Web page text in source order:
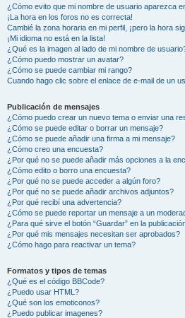
¿Cómo evito que mi nombre de usuario aparezca
¡La hora en los foros no es correcta!
Cambié la zona horaria en mi perfil, ¡pero la hora
¡Mi idioma no está en la lista!
¿Qué es la imagen al lado de mi nombre de
¿Cómo puedo mostrar un avatar?
¿Cómo se puede cambiar mi rango?
Cuando hago clic sobre el enlace de e-mail de un
Publicación de mensajes
¿Cómo puedo crear un nuevo tema o enviar una
¿Cómo se puede editar o borrar un mensaje?
¿Cómo se puede añadir una firma a mi mensaje?
¿Cómo creo una encuesta?
¿Por qué no se puede añadir más opciones a la
¿Cómo edito o borro una encuesta?
¿Por qué no se puede acceder a algún foro?
¿Por qué no se puede añadir archivos adjuntos?
¿Por qué recibí una advertencia?
¿Cómo se puede reportar un mensaje a un
¿Para qué sirve el botón “Guardar” en la
¿Por qué mis mensajes necesitan ser aprobados?
¿Cómo hago para reactivar un tema?
Formatos y tipos de temas
¿Qué es el código BBCode?
¿Puedo usar HTML?
¿Qué son los emoticonos?
¿Puedo publicar imagenes?